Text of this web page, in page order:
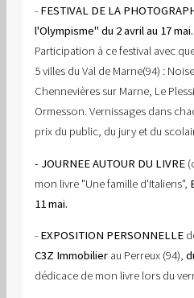
- FESTIVAL DE LA
l'Olympisme" du 2 avril au 17 mai.
Participation à ce festival avec
5 villes du Val de Marne(94) :
Chennevières sur Marne, Le
Ormesson. Vernissages dans
prix du public, du jury et du
- JOURNEE AUTOUR DU LIVRE
mon livre "Une famille d'Italiens",
11 mai.
- EXPOSITION PERSONNELLE
C3Z Immobilier au Perreux (94),
dédicace de mon livre lors du